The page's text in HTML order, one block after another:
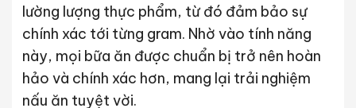
lường lượng thực phẩm, từ đó đảm bảo sự
chính xác tới từng gram. Nhờ vào tính năng
này, mọi bữa ăn được chuẩn bị trở nên hoàn
hảo và chính xác hơn, mang lại trải nghiệm
nấu ăn tuyệt vời.